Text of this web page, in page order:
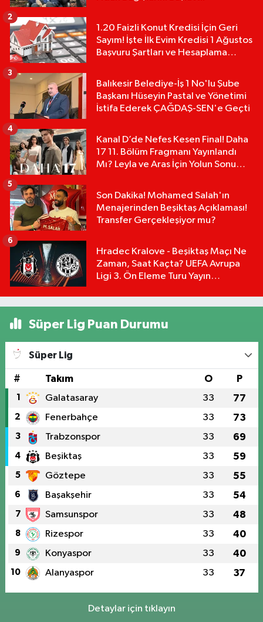
1.20 Faizli Konut Kredisi İçin Geri
Sayım! İşte İlk Evim Kredisi 1 Ağustos
Başvuru Şartları ve Hesaplama
2
Balıkesir Belediye-İş 1 No'lu Şube
Başkanı Hüseyin Pastal ve Yönetimi
İstifa Ederek ÇAĞDAŞ-SEN'e Geçti
3
Kanal D’de Nefes Kesen Final! Daha
17 11. Bölüm Fragmanı Yayınlandı
Mı? Leyla ve Aras İçin Yolun Sonu
4
Son Dakika! Mohamed Salah'ın
Menajerinden Beşiktaş Açıklaması!
Transfer Gerçekleşiyor mu?
5
Hradec Kralove - Beşiktaş Maçı Ne
Zaman, Saat Kaçta? UEFA Avrupa
Ligi 3. Ön Eleme Turu Yayın
6
Süper Lig Puan Durumu
Süper Lig
# Takım O P
1 Galatasaray 33 77
2 Fenerbahçe 33 73
3 Trabzonspor 33 69
4 Beşiktaş 33 59
5 Göztepe 33 55
6 Başakşehir 33 54
7 Samsunspor 33 48
8 Rizespor 33 40
9 Konyaspor 33 40
10 Alanyaspor 33 37
Detaylar için tıklayın